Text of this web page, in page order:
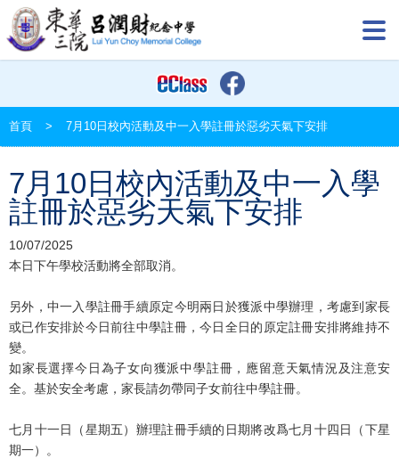
首頁 > 7月10日校內活動及中一入學註冊於惡劣天氣下安排
7月10日校內活動及中一入學
註冊於惡劣天氣下安排
10/07/2025
本日下午學校活動將全部取消。
另外，中一入學註冊手續原定今明兩日於獲派中學辦理，考慮到家長
或已作安排於今日前往中學註冊，今日全日的原定註冊安排將維持不
變。
如家長選擇今日為子女向獲派中學註冊，應留意天氣情況及注意安
全。基於安全考慮，家長請勿帶同子女前往中學註冊。
七月十一日（星期五）辦理註冊手續的日期將改爲七月十四日（下星
期一）。